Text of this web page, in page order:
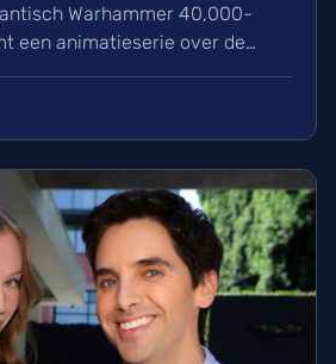
Warhammer 40,000-
een animatieserie over de
Wij kijken enorm uit naar deze